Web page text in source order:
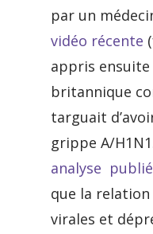
par un
vidéo récente
appris ensuite
britannique
targuait
grippe A/
analyse
que la
virales et